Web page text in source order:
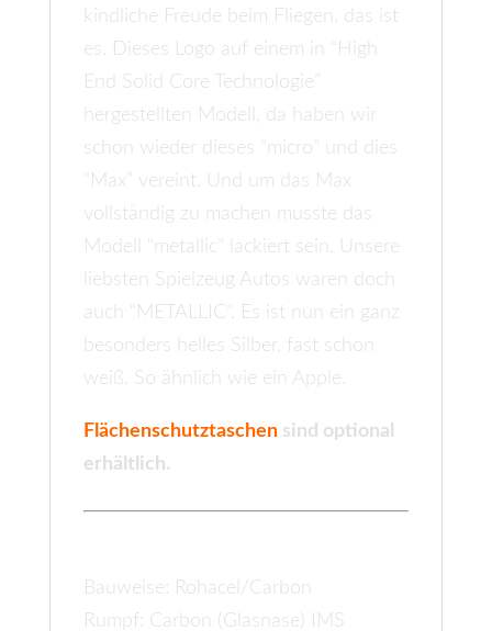
kindliche Freude beim Fliegen, das ist
es. Dieses Logo auf einem in “High
End Solid Core Technologie”
hergestellten Modell, da haben wir
schon wieder dieses “micro” und dies
“Max” vereint. Und um das Max
vollständig zu machen musste das
Modell “metallic” lackiert sein. Unsere
liebsten Spielzeug Autos waren doch
auch “METALLIC”. Es ist nun ein ganz
besonders helles Silber, fast schon
weiß. So ähnlich wie ein Apple.
Flächenschutztaschensind optional
erhältlich.
Bauweise: Rohacel/Carbon
Rumpf: Carbon (Glasnase) IMS